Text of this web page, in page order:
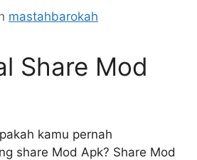
mastahbarokah
Share Mod
kamu pernah
share Mod Apk? Share Mod